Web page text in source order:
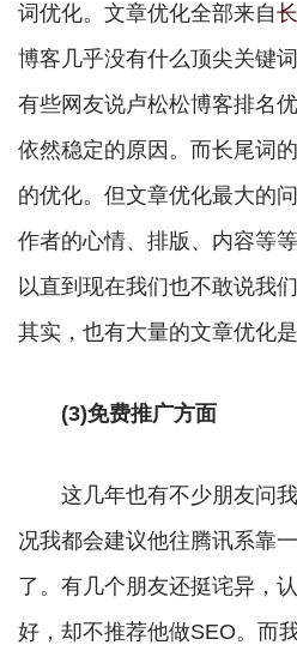
词优化。文章优化全部来自
博客几乎没有什么顶尖关键
有些网友说卢松松博客排名
依然稳定的原因。而长尾词
的优化。但文章优化最大的
作者的心情、排版、内容等
以直到现在我们也不敢说我
其实，也有大量的文章优化是
(3)免费推广方面
这几年也有不少朋友问
况我都会建议他往腾讯系靠
了。有几个朋友还挺诧异，
好，却不推荐他做SEO。而